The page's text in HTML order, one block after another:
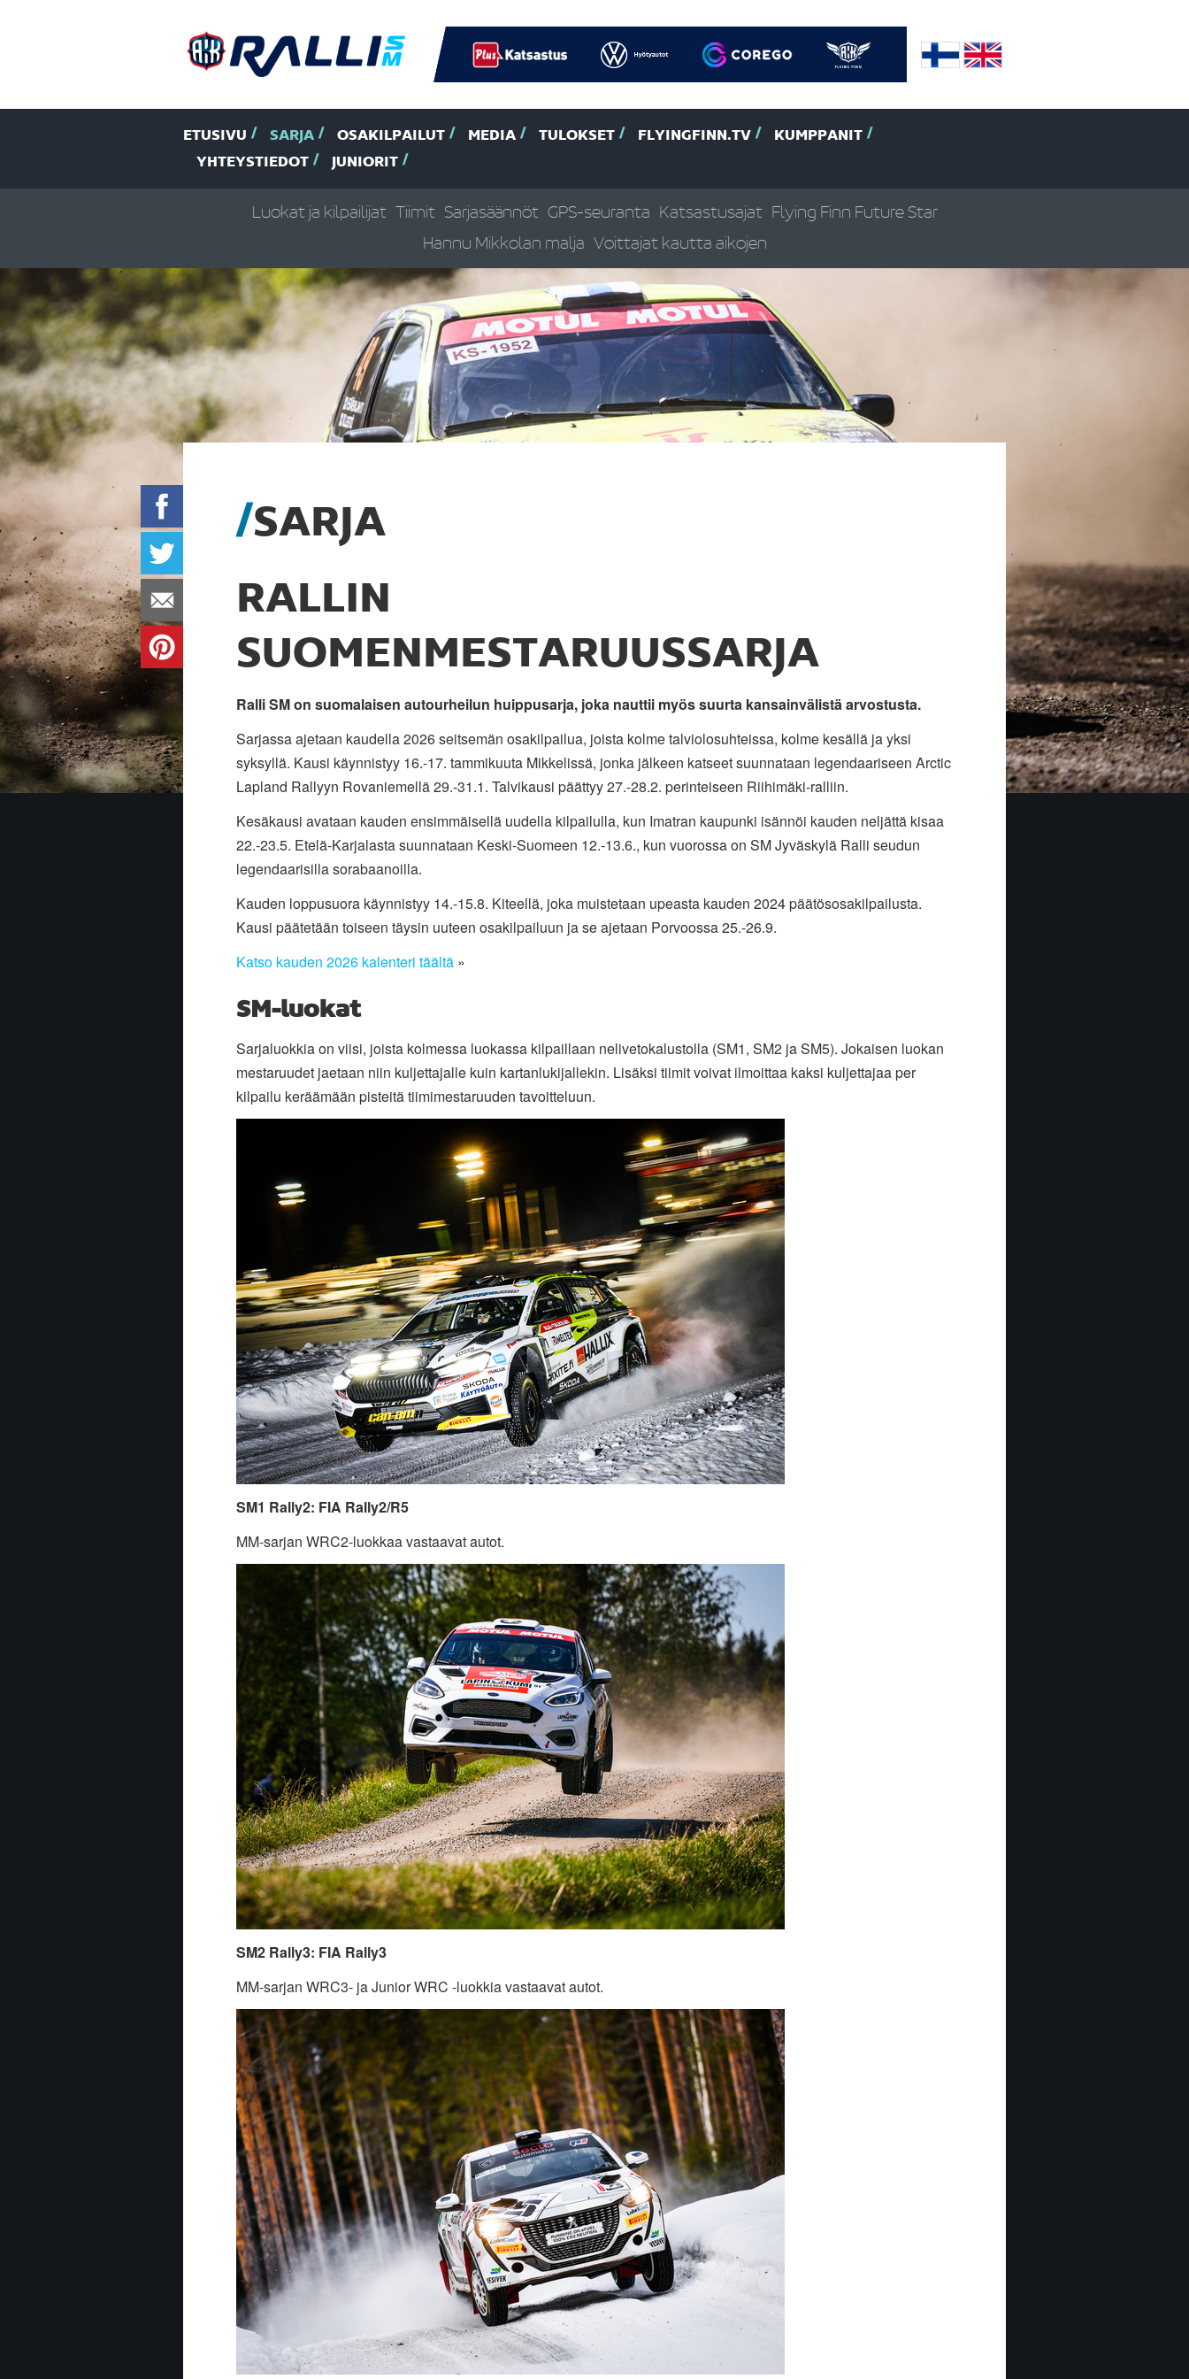
ETUSIVU SARJA OSAKILPAILUT MEDIA TULOKSET FLYINGFINN.TV
KUMPPANIT
YHTEYSTIEDOT
JUNIORIT
Luokat ja kilpailijat Tiimit Sarjasäännöt GPS-seuranta Katsastusajat Flying Finn Future Star
Hannu Mikkolan malja Voittajat kautta aikojen
SARJA
RALLIN
SUOMENMESTARUUSSARJA
Ralli SM on suomalaisen autourheilun huippusarja, joka nauttii myös suurta kansainvälistä arvostusta.
Sarjassa ajetaan kaudella 2026 seitsemän osakilpailua, joista kolme talviolosuhteissa, kolme kesällä ja yksi
syksyllä. Kausi käynnistyy 16.-17. tammikuuta Mikkelissä, jonka jälkeen katseet suunnataan legendaariseen Arctic
Lapland Rallyyn Rovaniemellä 29.-31.1. Talvikausi päättyy 27.-28.2. perinteiseen Riihimäki-ralliin.
Kesäkausi avataan kauden ensimmäisellä uudella kilpailulla, kun Imatran kaupunki isännöi kauden neljättä kisaa
22.-23.5. Etelä-Karjalasta suunnataan Keski-Suomeen 12.-13.6., kun vuorossa on SM Jyväskylä Ralli seudun
legendaarisilla sorabaanoilla.
Kauden loppusuora käynnistyy 14.-15.8. Kiteellä, joka muistetaan upeasta kauden 2024 päätösosakilpailusta.
Kausi päätetään toiseen täysin uuteen osakilpailuun ja se ajetaan Porvoossa 25.-26.9.
Katso kauden 2026 kalenteri täältä »
SM-luokat
Sarjaluokkia on viisi, joista kolmessa luokassa kilpaillaan nelivetokalustolla (SM1, SM2 ja SM5). Jokaisen luokan
mestaruudet jaetaan niin kuljettajalle kuin kartanlukijallekin. Lisäksi tiimit voivat ilmoittaa kaksi kuljettajaa per
kilpailu keräämään pisteitä tiimimestaruuden tavoitteluun.
SM1 Rally2: FIA Rally2/R5
MM-sarjan WRC2-luokkaa vastaavat autot.
SM2 Rally3: FIA Rally3
MM-sarjan WRC3- ja Junior WRC -luokkia vastaavat autot.